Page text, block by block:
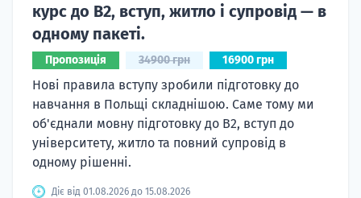
курс до B2, вступ, житло і супровід — в
одному пакеті.
Пропозиція 34900 грн 16900 грн
Нові правила вступу зробили підготовку до
навчання в Польщі складнішою. Саме тому ми
об'єднали мовну підготовку до В2, вступ до
університету, житло та повний супровід в
одному рішенні.
Діє від 01.08.2026 до 15.08.2026